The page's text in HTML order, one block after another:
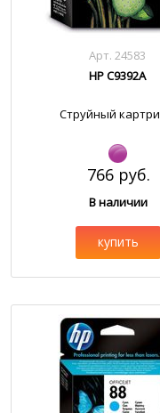
Арт. 24583
HP C9392A
Струйный
766 руб.
В наличии
купить